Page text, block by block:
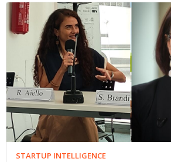
STARTUP INTELLIGENCE